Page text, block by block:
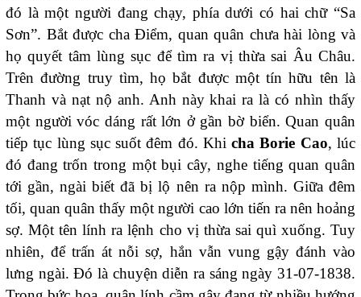
đó là một người đang chạy, phía dưới có hai chữ “Sa
Sơn”. Bắt được cha Điểm, quan quân chưa hài lòng và
họ quyết tâm lùng sục để tìm ra vị thừa sai Âu Châu.
Trên đường truy tìm, họ bắt được một tín hữu tên là
Thanh và nạt nộ anh. Anh này khai ra là có nhìn thấy
một người vóc dáng rất lớn ở gần bờ biển. Quan quân
tiếp tục lùng sục suốt đêm đó. Khicha Borie Cao, lúc
đó đang trốn trong một bụi cây, nghe tiếng quan quân
tới gần, ngài biết đã bị lộ nên ra nộp mình. Giữa đêm
tối, quan quân thấy một người cao lớn tiến ra nên hoảng
sợ. Một tên lính ra lệnh cho vị thừa sai quì xuống. Tuy
nhiên, để trấn át nỗi sợ, hắn vẫn vung gậy đánh vào
lưng ngài. Đó là chuyện diễn ra sáng ngày 31-07-1838.